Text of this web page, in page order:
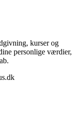
kurser og
personlige værdier,